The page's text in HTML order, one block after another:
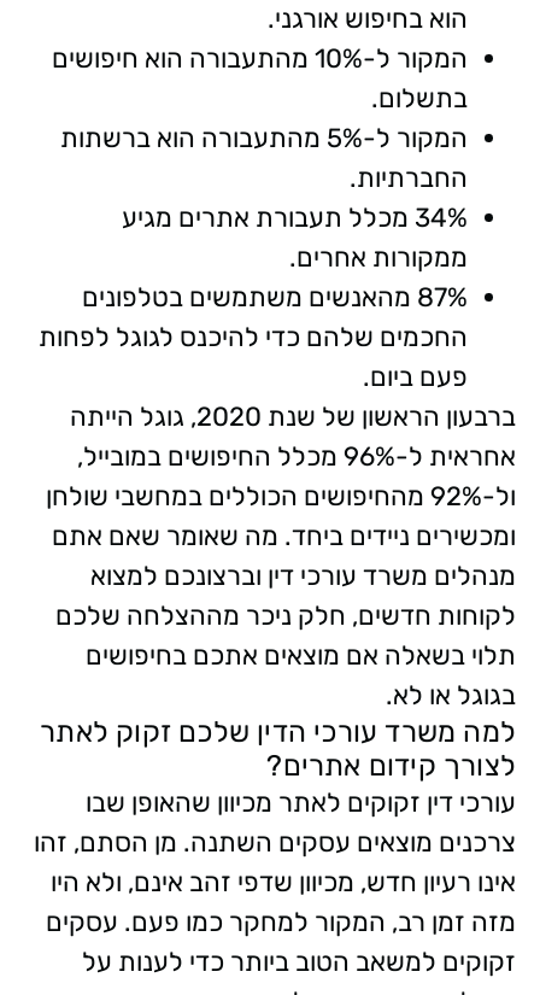
הוא בחיפוש אורגני.
המקור ל-10% מהתעבורה הוא חיפושים
בתשלום.
המקור ל-5% מהתעבורה הוא ברשתות
החברתיות.
34% מכלל תעבורת אתרים מגיע
ממקורות אחרים.
87% מהאנשים משתמשים בטלפונים
החכמים שלהם כדי להיכנס לגוגל לפחות
פעם ביום.
ברבעון הראשון של שנת 2020, גוגל הייתה
אחראית ל-96% מכלל החיפושים במובייל,
ול-92% מהחיפושים הכוללים במחשבי שולחן
ומכשירים ניידים ביחד. מה שאומר שאם אתם
מנהלים משרד עורכי דין וברצונכם למצוא
לקוחות חדשים, חלק ניכר מההצלחה שלכם
תלוי בשאלה אם מוצאים אתכם בחיפושים
בגוגל או לא.
למה משרד עורכי הדין שלכם זקוק לאתר
לצורך קידום אתרים?
עורכי דין זקוקים לאתר מכיוון שהאופן שבו
צרכנים מוצאים עסקים השתנה. מן הסתם, זהו
אינו רעיון חדש, מכיוון שדפי זהב אינם, ולא היו
מזה זמן רב, המקור למחקר כמו פעם. עסקים
זקוקים למשאב הטוב ביותר כדי לענות על